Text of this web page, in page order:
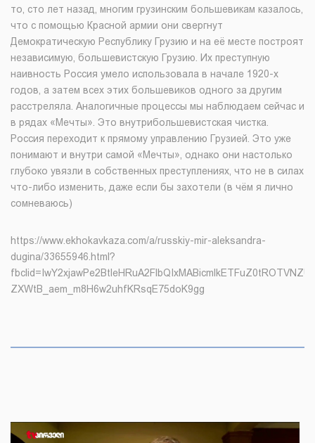
то, сто лет назад, многим грузинским большевикам казалось,
что с помощью Красной армии они свергнут
Демократическую Республику Грузию и на её месте построят
независимую, большевистскую Грузию. Их преступную
наивность Россия умело использовала в начале 1920-х
годов, а затем всех этих большевиков одного за другим
расстреляла. Аналогичные процессы мы наблюдаем сейчас и
в рядах «Мечты». Это внутрибольшевистская чистка.
Россия переходит к прямому управлению Грузией. Это уже
понимают и внутри самой «Мечты», однако они настолько
глубоко увязли в собственных преступлениях, что не в силах
что-либо изменить, даже если бы захотели (в чём я лично
сомневаюсь)
https://www.ekhokavkaza.com/a/russkiy-mir-aleksandra-
dugina/33655946.html?
ZXWtB_aem_m8H6w2uhfKRsqE75doK9gg